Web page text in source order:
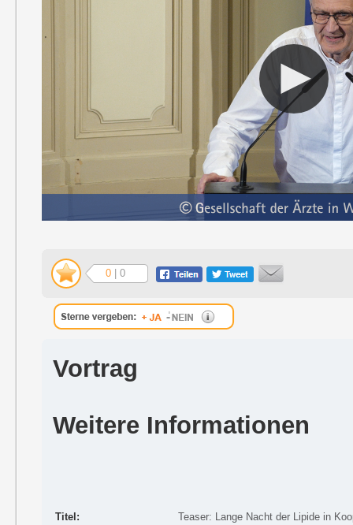
0 | 0
Vortrag
Weitere Informationen
Titel:
Teaser: Lange Nacht der Lipide in